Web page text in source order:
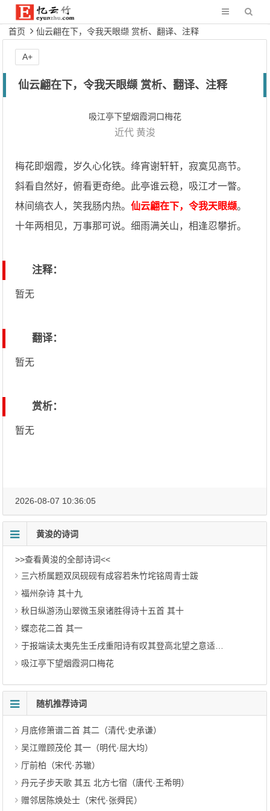
首页 仙云翩在下，令我天眼缬 赏析、翻译、注释
仙云翩在下，令我天眼缬 赏析、翻译、注释
吸江亭下望烟霞洞口梅花
近代 黄浚
梅花即烟霞，岁久心化铁。绛宵谢轩轩，寂寞见高节。
斜看自然好，俯看更奇绝。此亭谁云稳，吸江才一瞥。
林间缟衣人，笑我肠内热。仙云翩在下，令我天眼缬。
十年两相见，万事那可说。细雨满关山，相逢忍攀折。
注释：
暂无
翻译：
暂无
赏析：
暂无
A+
2026-08-07 10:36:05
黄浚的诗词
>>查看黄浚的全部诗词<<
三六桥属题双凤砚砚有成容若朱竹垞铭周青士跋
福州杂诗 其十九
秋日纵游汤山翠微玉泉诸胜得诗十五首 其十
蝶恋花二首 其一
于报端读太夷先生壬戌重阳诗有叹其登高北望之意适炎造兄以新刊海藏楼诗本见赠作此并奉怀
吸江亭下望烟霞洞口梅花
随机推荐诗词
月底修箫谱二首 其二（清代·史承谦）
吴江赠顾茂伦 其一（明代·屈大均）
厅前柏（宋代·苏辙）
丹元子步天歌 其五 北方七宿（唐代·王希明）
赠邻居陈焕处士（宋代·张舜民）